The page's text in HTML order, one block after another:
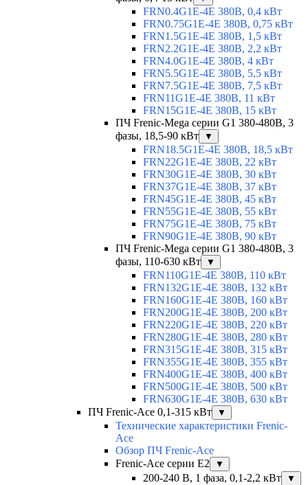
FRN0.4G1E-4E 380В, 0,4 кВт
FRN0.75G1E-4E 380В, 0,75 кВт
FRN1.5G1E-4E 380В, 1,5 кВт
FRN2.2G1E-4E 380В, 2,2 кВт
FRN4.0G1E-4E 380В, 4 кВт
FRN5.5G1E-4E 380В, 5,5 кВт
FRN7.5G1E-4E 380В, 7,5 кВт
FRN11G1E-4E 380В, 11 кВт
FRN15G1E-4E 380В, 15 кВт
ПЧ Frenic-Mega серии G1 380-480В, 3
фазы, 18,5-90 кВт
▼
FRN18.5G1E-4E 380В, 18,5 кВт
FRN22G1E-4E 380В, 22 кВт
FRN30G1E-4E 380В, 30 кВт
FRN37G1E-4E 380В, 37 кВт
FRN45G1E-4E 380В, 45 кВт
FRN55G1E-4E 380В, 55 кВт
FRN75G1E-4E 380В, 75 кВт
FRN90G1E-4E 380В, 90 кВт
ПЧ Frenic-Mega серии G1 380-480В, 3
фазы, 110-630 кВт
▼
FRN110G1E-4E 380В, 110 кВт
FRN132G1E-4E 380В, 132 кВт
FRN160G1E-4E 380В, 160 кВт
FRN200G1E-4E 380В, 200 кВт
FRN220G1E-4E 380В, 220 кВт
FRN280G1E-4E 380В, 280 кВт
FRN315G1E-4E 380В, 315 кВт
FRN355G1E-4E 380В, 355 кВт
FRN400G1E-4E 380В, 400 кВт
FRN500G1E-4E 380В, 500 кВт
FRN630G1E-4E 380В, 630 кВт
ПЧ Frenic-Ace 0,1-315 кВт
▼
Технические характеристики Frenic-
Ace
Обзор ПЧ Frenic-Ace
Frenic-Ace серии E2
▼
200-240 В, 1 фаза, 0,1-2,2 кВт ▼